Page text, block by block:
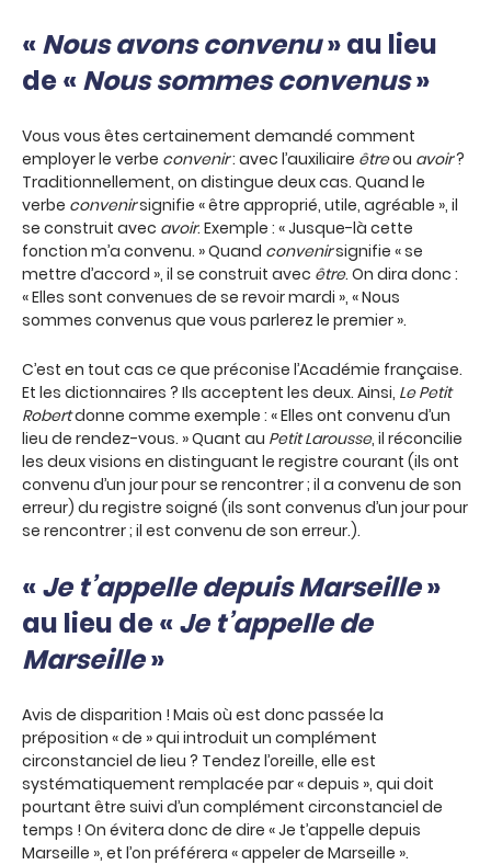
«Nous avons convenu» au lieu
de «Nous sommes convenus»
Vous vous êtes certainement demandé comment
employer le verbe convenir: avec l’auxiliaire êtreou avoir?
Traditionnellement, on distingue deux cas. Quand le
verbe convenirsignifie « être approprié, utile, agréable », il
se construit avec avoir. Exemple : « Jusque-là cette
fonction m’a convenu. » Quand convenirsignifie « se
mettre d’accord », il se construit avec être. On dira donc :
« Elles sont convenues de se revoir mardi », « Nous
sommes convenus que vous parlerez le premier ».
C’est en tout cas ce que préconise l’Académie française.
Et les dictionnaires ? Ils acceptent les deux. Ainsi, Le Petit
Robertdonne comme exemple : « Elles ont convenu d’un
lieu de rendez-vous. » Quant au Petit Larousse, il réconcilie
les deux visions en distinguant le registre courant (ils ont
convenu d’un jour pour se rencontrer ; il a convenu de son
erreur) du registre soigné (ils sont convenus d’un jour pour
se rencontrer ; il est convenu de son erreur.).
«Je t’appelle depuis Marseille»
au lieu de «Je t’appelle de
Marseille»
Avis de disparition ! Mais où est donc passée la
préposition « de » qui introduit un complément
circonstanciel de lieu ? Tendez l’oreille, elle est
systématiquement remplacée par « depuis », qui doit
pourtant être suivi d’un complément circonstanciel de
temps ! On évitera donc de dire « Je t’appelle depuis
Marseille », et l’on préférera « appeler de Marseille ».